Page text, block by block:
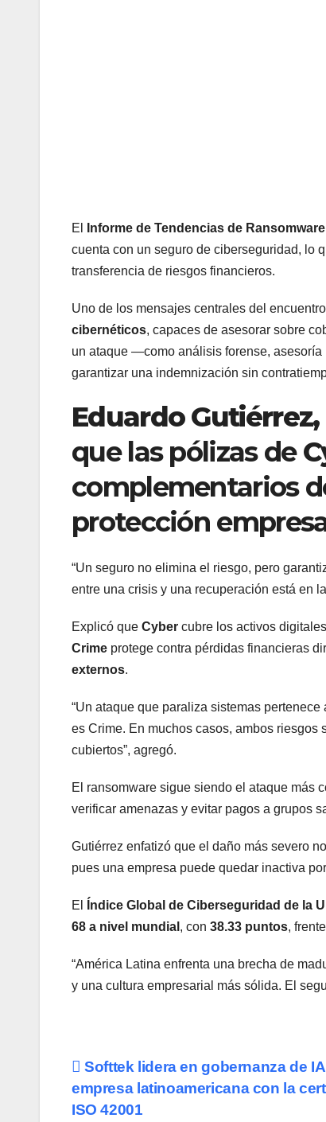
El Informe de Tendencias de
cuenta con un seguro de ciberseguridad, lo
transferencia de riesgos financieros.
Uno de los mensajes centrales del
cibernéticos, capaces de asesorar sobre
un ataque —como análisis forense,
garantizar una indemnización sin
Eduardo
que las pólizas de
complementarios
protección
“Un seguro no elimina el riesgo, pero
entre una crisis y una recuperación está en
Explicó que Cyber cubre los activos
Crime protege contra pérdidas financieras
externos.
“Un ataque que paraliza sistemas
es Crime. En muchos casos, ambos riesgos
cubiertos”, agregó.
El ransomware sigue siendo el ataque más
verificar amenazas y evitar pagos a grupos
Gutiérrez enfatizó que el daño más severo
pues una empresa puede quedar inactiva
El Índice Global de Ciberseguridad de la
68 a nivel mundial , con 38.33 puntos,
“América Latina enfrenta una brecha de
y una cultura empresarial más sólida. El
Navegación
de
Softtek lidera en gobernanza de
empresa latinoamericana con la
ISO 42001